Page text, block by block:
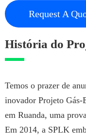
Request A
História do
Temos o prazer de
inovador Projeto
em Ruanda, uma
Em 2014, a SPLK